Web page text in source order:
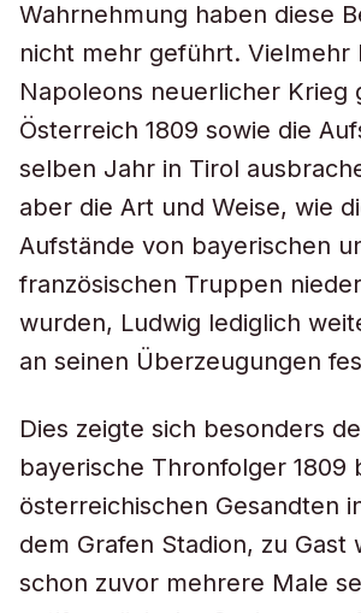
Wahrnehmung haben diese
nicht mehr geführt. Vielmehr
Napoleons neuerlicher Krieg
Österreich 1809 sowie die
selben Jahr in Tirol
aber die Art und Weise, wie
Aufstände von bayerischen
französischen Truppen
wurden, Ludwig lediglich
an seinen Überzeugungen
Dies zeigte sich besonders
bayerische Thronfolger 1809
österreichischen Gesandten
dem Grafen Stadion, zu Gast
schon zuvor mehrere Male